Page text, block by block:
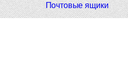
Почтовые ящики